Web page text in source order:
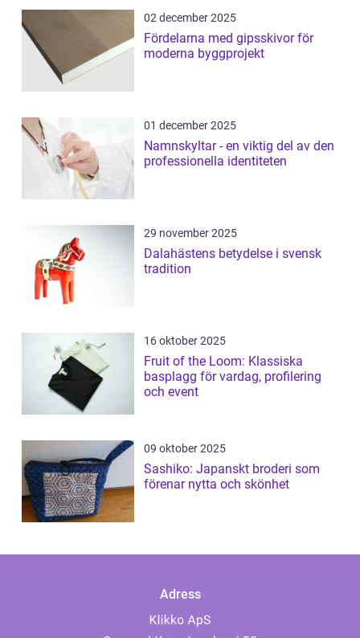
02 december 2025
Fördelarna med gipsskivor för
moderna byggprojekt
01 december 2025
Namnskyltar - en viktig del av den
professionella identiteten
29 november 2025
Dalahästens betydelse i svensk
tradition
16 oktober 2025
Fruit of the Loom: Klassiska
basplagg för vardag, profilering
och event
09 oktober 2025
Sashiko: Japanskt broderi som
förenar nytta och skönhet
Adress